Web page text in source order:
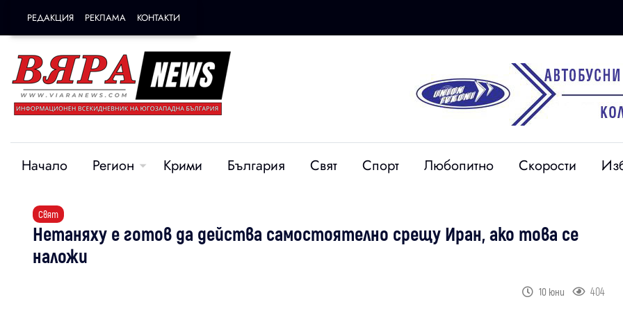
РЕДАКЦИЯ РЕКЛАМА КОНТАКТИ
Начало Регион Крими България Свят Спорт Любопитно Скорости
Свят
Нетаняху е готов да действа самостоятелно срещу Иран, ако това се
наложи
10 юни 404